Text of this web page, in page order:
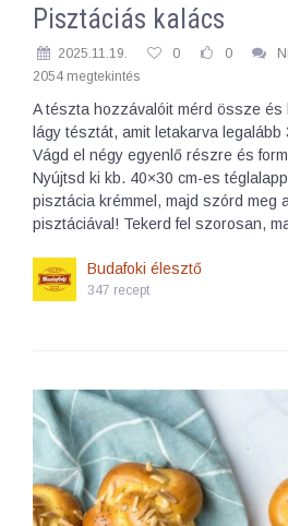
Pisztáciás kalács
2025.11.19. 0 0
2054 megtekintés
A tészta hozzávalóit mérd össze
lágy tésztát, amit letakarva
Vágd el négy egyenlő részre és
Nyújtsd ki kb. 40×30 cm-es
pisztácia krémmel, majd szórd meg
pisztáciával! Tekerd fel szorosan,
Budafoki élesztő
347 recept